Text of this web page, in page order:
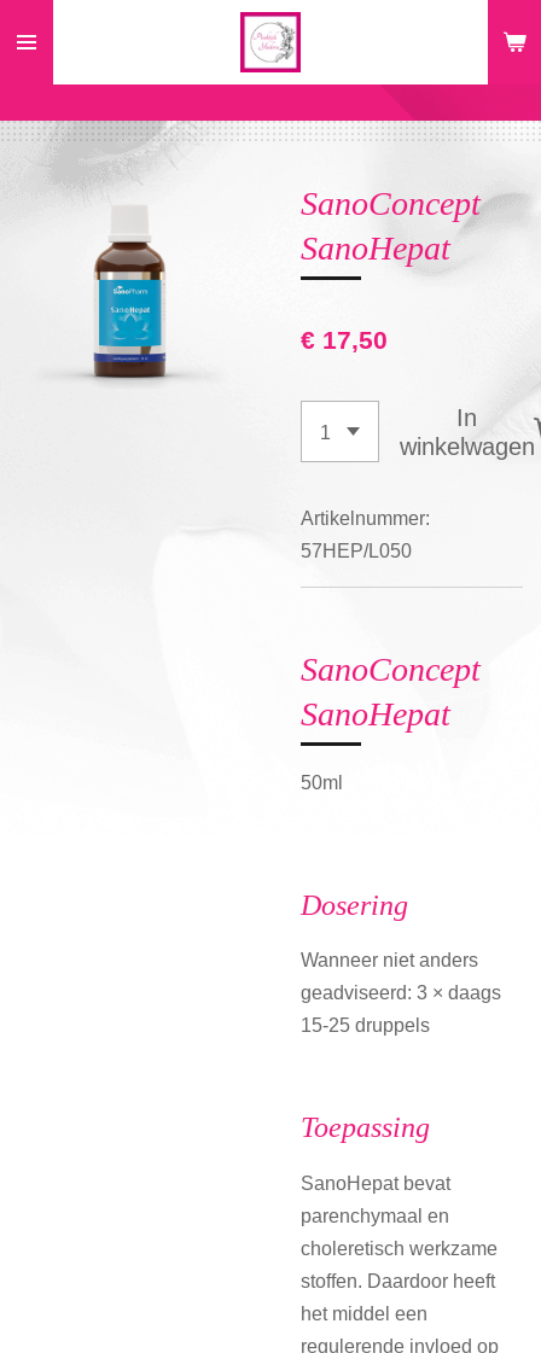
de
hoofdinhoud
SanoConcept
SanoHepat
€ 17,50
In
winkelwagen
Artikelnummer:
57HEP/L050
SanoConcept
SanoHepat
50ml
Dosering
Wanneer niet anders
geadviseerd: 3 × daags
15-25 druppels
Toepassing
SanoHepat bevat
parenchymaal en
choleretisch werkzame
stoffen. Daardoor heeft
het middel een
regulerende invloed op